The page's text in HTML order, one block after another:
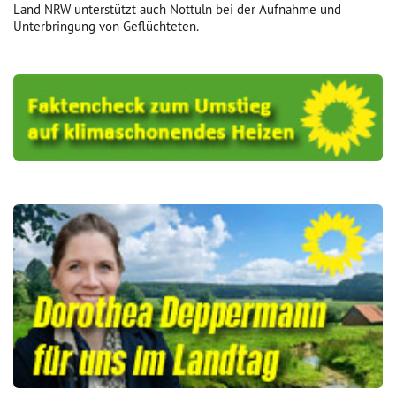
Land NRW unterstützt auch Nottuln bei der Aufnahme und
Unterbringung von Geflüchteten.